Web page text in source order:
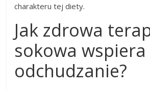
charakteru tej diety.
Jak zdrowa
sokowa wspiera
odchudzanie?